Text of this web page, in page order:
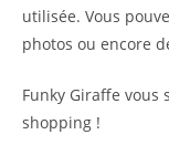
utilisée. Vous
photos ou encore
Funky Giraffe
shopping !